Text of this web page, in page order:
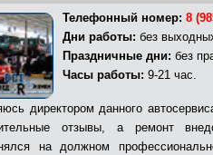
Телефонный номер:8
Дни работы: без
Праздничные дни: без
Часы работы: 9-21 час.
директором данного
отзывы, а ремонт
на должном